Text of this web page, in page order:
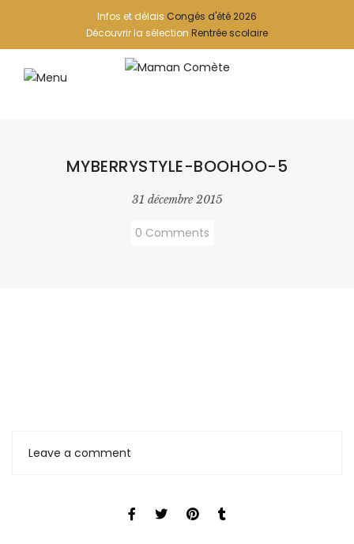
Infos et délais Congés d'été 2026
Découvrir la sélection Rentrée scolaire
MYBERRYSTYLE-BOOHOO-5
31 décembre 2015
0 Comments
Leave a comment